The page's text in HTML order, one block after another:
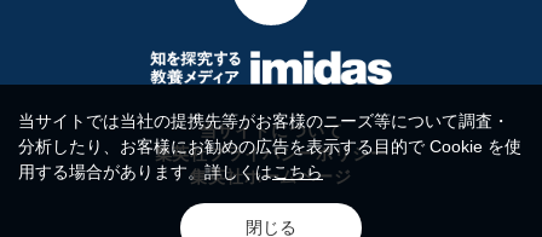
当サイトについて
集英社プライバシーポリシー
集英社ホームページ
当サイトでは当社の提携先等がお客様のニーズ等について調査・
分析したり、お客様にお勧めの広告を表示する目的で Cookie を使
用する場合があります。詳しくはこちら
閉じる